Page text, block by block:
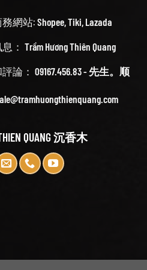
網站: Shopee,Tiki, Lazada
： Trầm Hương Thiên Quang
論： 09167.456.83 - 先生。顺
QUANG 沉香木